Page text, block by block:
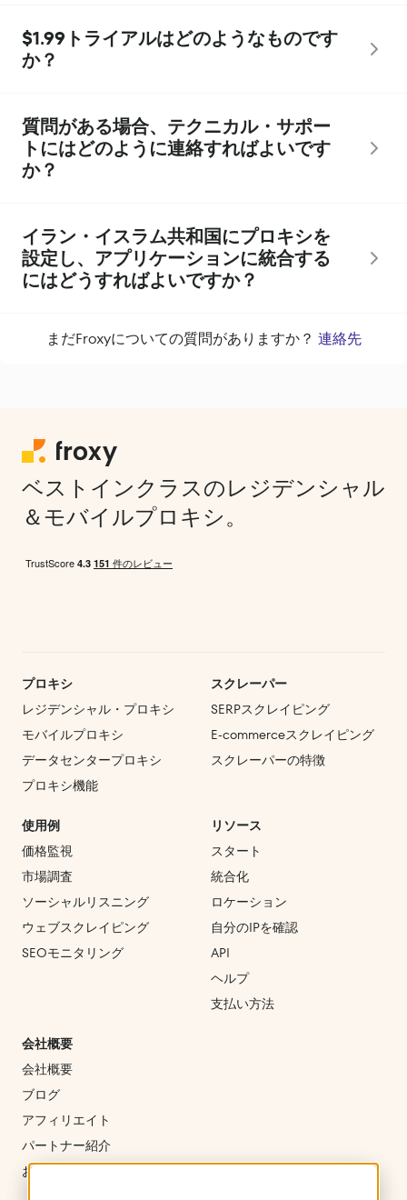
$1.99トライアルはどのようなものです
か？
質問がある場合、テクニカル・サポー
トにはどのように連絡すればよいです
か？
イラン・イスラム共和国にプロキシを
設定し、アプリケーションに統合する
にはどうすればよいですか？
まだFroxyについての質問がありますか？ 連絡先
ベストインクラスのレジデンシャル
＆モバイルプロキシ。
プロキシ
レジデンシャル・プロキシ
モバイルプロキシ
データセンタープロキシ
プロキシ機能
スクレーパー
SERPスクレイピング
E‑commerceスクレイピング
スクレーパーの特徴
使用例
価格監視
市場調査
ソーシャルリスニング
ウェブスクレイピング
SEOモニタリング
リソース
スタート
統合化
ロケーション
自分のIPを確認
API
ヘルプ
支払い方法
会社概要
会社概要
ブログ
アフィリエイト
パートナー紹介
お問い合わせ